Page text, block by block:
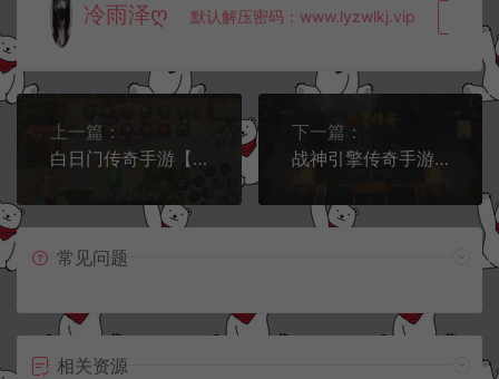
冷雨泽ღ 默认解压密码：www.lyzwlkj.vip
上一篇：
白日门传奇手游【旺旺无限刀多区跨服完整版】4月最新整理Win一键服务端+源码+管理后台+GM授权后台+安卓+详细搭建教程+视频教程
下一篇：
战神引擎传奇手游【1.80新UI战圣巅峰复古大背包版[白猪3.1]】4月最新整理Win一键服务端+GM后台+安卓+详细搭建教程+视频教程
常见问题
相关资源